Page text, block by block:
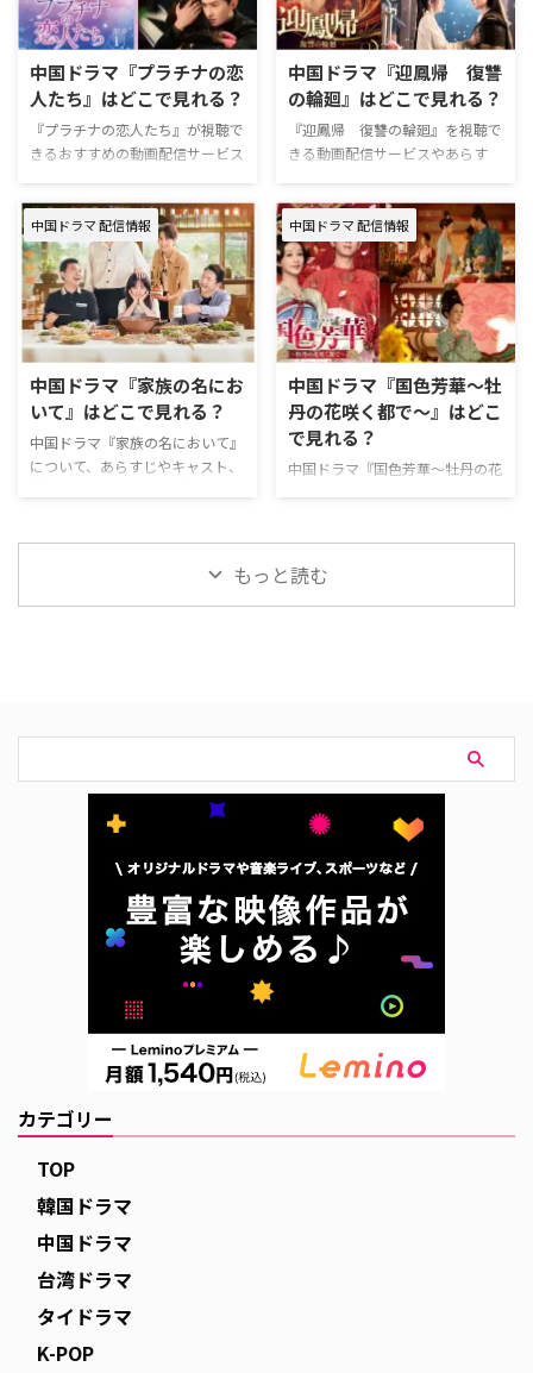
ページ >>詳細 中国ドラマ『私の
完璧な結婚』作品情報 『私の完
璧な結婚』は、過去へ転生した主
人公の復讐劇を描くラブロマンス
史劇。 作品名『私の完璧な結
婚』 原題許我耀眼（英題：Love’s
Ambition） 原作張悦然の小説
默〜』を視聴できる動画配信サー
ビスは下記の通り。 動画配信サ
ービス配信状況 Leminoプレミア
ム ABEMA FOD DMM TV Prime
Video※有料 U-NEXT Disney+
Hulu Netflix 『マイ・サンシャイ
ン〜何以笙簫默〜』を見るなら
Le …
中国ドラマ『プラチナの恋
人たち』はどこで見れる？
『プラチナの恋人たち』が視聴で
きるおすすめの動画配信サービス
スト、ロケ地などの情報について
も紹介する。 中国ドラマ『プラ
チナの恋人たち』配信情報 『プ
ラチナの恋人たち』を視聴できる
動画配信サービスは下記の通り。
動画配信サービス配信状況 U-
NEXT Leminoプレミアム Prime
Video※有料 FOD Disney+ Hulu
Netflix 『プラチナの恋人たち』を
見るならU-NEXT（ユーネクス
ト）がおすすめ。 U-NEXTは、新
規の登録なら31日間無料で利用
中国ドラマ『迎鳳帰 復讐
の輪廻』はどこで見れる？
『迎鳳帰 復讐の輪廻』を視聴で
きる動画配信サービスやあらす
た。 中国ドラマ『迎鳳帰 復讐
の輪廻』配信情報 『迎鳳帰 復
讐の輪廻』を視聴できる動画配信
サービスは下記の通り。 動画配
信サービス配信状況 Leminoプレ
ミアム U-NEXT Hulu Prime
Video※有料 Disney+ Netflix 『迎
鳳帰』を見るならLemino（レミ
ノ）がおすすめ。 Leminoプレミ
アムは、新規の登録なら初月無料
で利用できる。無料期間中に解約
すればお金は一切かからない！
中国ドラマ 配信情報
中国ドラマ『家族の名にお
いて』はどこで見れる？
中国ドラマ『家族の名において』
について、あらすじやキャスト、
配信サービス配信状況 ABEMA
FOD Prime Video※有料 U-NEXT
時代が描か …
中国ドラマ 配信情報
中国ドラマ『国色芳華～牡
丹の花咲く都で～』はどこ
で見れる？
中国ドラマ『国色芳華～牡丹の花
を紹介する。 『国色芳華～牡丹
の花咲く都で～』配信情報 中国
ドラマ『国色芳華～牡丹の花咲く
都で～』はU-NEXT（ユーネクス
ヒロインと軽薄と見せかけた高潔
な貴公子の、惹かれ合う二人の運
名『国色芳華～牡丹の花咲く都で
～』 原題国色芳華（英題： …
もっと読む
カテゴリー
TOP
韓国ドラマ
中国ドラマ
台湾ドラマ
タイドラマ
K-POP